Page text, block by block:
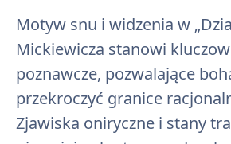
Motyw snu i widzenia w
Mickiewicza stanowi
poznawcze, pozwalające
przekroczyć granice
Zjawiska oniryczne i stany